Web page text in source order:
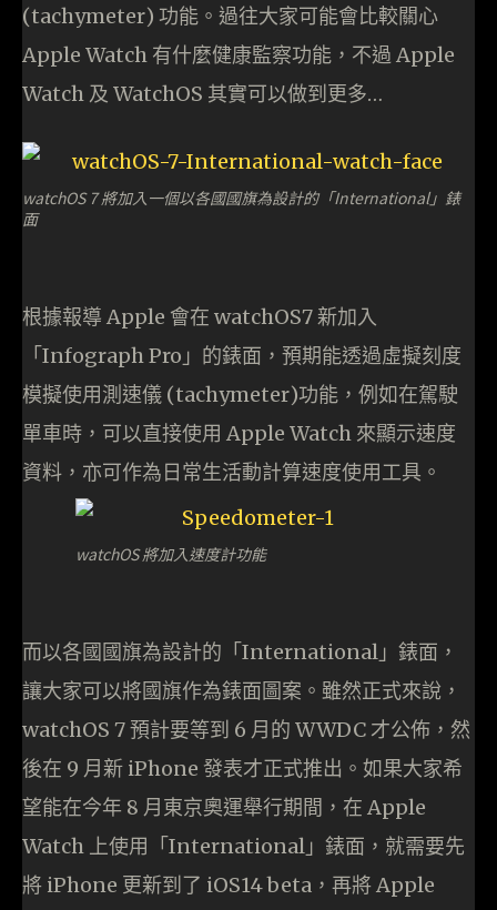
(tachymeter) 功能。過往大家可能會比較關心
Apple Watch 有什麼健康監察功能，不過 Apple
Watch 及 WatchOS 其實可以做到更多…
watchOS 7 將加入一個以各國國旗為設計的「International」錶
面
根據報導 Apple 會在 watchOS7 新加入
「Infograph Pro」的錶面，預期能透過虛擬刻度
模擬使用測速儀 (tachymeter)功能，例如在駕駛
單車時，可以直接使用 Apple Watch 來顯示速度
資料，亦可作為日常生活動計算速度使用工具。
watchOS 將加入速度計功能
而以各國國旗為設計的「International」錶面，
讓大家可以將國旗作為錶面圖案。雖然正式來說，
watchOS 7 預計要等到 6 月的 WWDC 才公佈，然
後在 9 月新 iPhone 發表才正式推出。如果大家希
望能在今年 8 月東京奧運舉行期間，在 Apple
Watch 上使用「International」錶面，就需要先
將 iPhone 更新到了 iOS14 beta，再將 Apple